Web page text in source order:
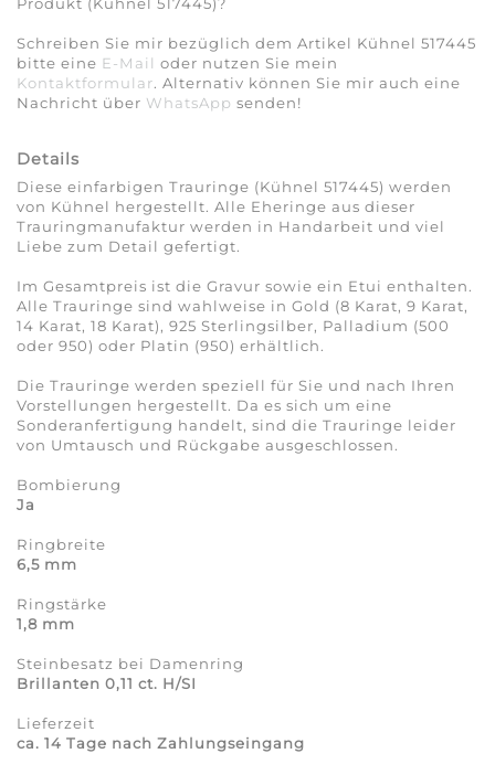
Produkt (Kühnel 517445)?
Schreiben Sie mir bezüglich dem Artikel Kühnel 517445
bitte eine E-Mail oder nutzen Sie mein
Kontaktformular. Alternativ können Sie mir auch eine
Nachricht über WhatsApp senden!
Details
Diese einfarbigen Trauringe (Kühnel 517445) werden
von Kühnel hergestellt. Alle Eheringe aus dieser
Trauringmanufaktur werden in Handarbeit und viel
Liebe zum Detail gefertigt.
Im Gesamtpreis ist die Gravur sowie ein Etui enthalten.
Alle Trauringe sind wahlweise in Gold (8 Karat, 9 Karat,
14 Karat, 18 Karat), 925 Sterlingsilber, Palladium (500
oder 950) oder Platin (950) erhältlich.
Die Trauringe werden speziell für Sie und nach Ihren
Vorstellungen hergestellt. Da es sich um eine
Sonderanfertigung handelt, sind die Trauringe leider
von Umtausch und Rückgabe ausgeschlossen.
Bombierung
Ja
Ringbreite
6,5 mm
Ringstärke
1,8 mm
Steinbesatz bei Damenring
Brillanten 0,11 ct. H/SI
Lieferzeit
ca. 14 Tage nach Zahlungseingang